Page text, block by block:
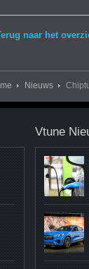
naar het
Nieuws
Vtune